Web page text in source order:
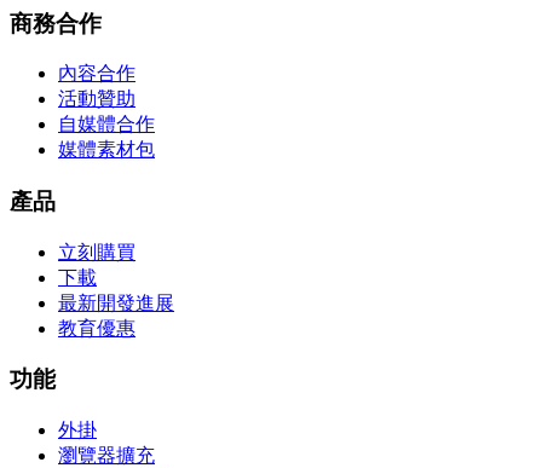
商務合作
內容合作
活動贊助
自媒體合作
媒體素材包
產品
立刻購買
下載
最新開發進展
教育優惠
功能
外掛
瀏覽器擴充